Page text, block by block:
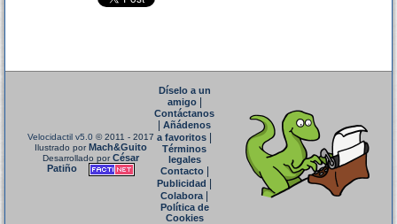
Velocidactil v5.0 © 2011 - 2017
Ilustrado porMach&Guito
Desarrollado porCésar
Patiño
Díselo a un
amigo|
Contáctanos
Añádenos
a favoritos
Términos
legales
Contacto|
Publicidad
Colabora|
Política de
Cookies